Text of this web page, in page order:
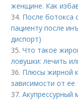
женщине. Как
34. После ботокса
пациенту после
диспорт)
35.Что такое
ловушки: лечить
36. Плюсы жирной
зависимости от ее
37.Акупрессурный